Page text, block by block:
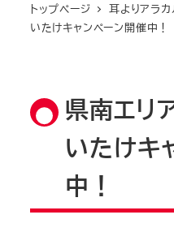
トップページ 耳よりアラカ
いたけキャンペーン開催中！
県南エリ
いたけキ
中！